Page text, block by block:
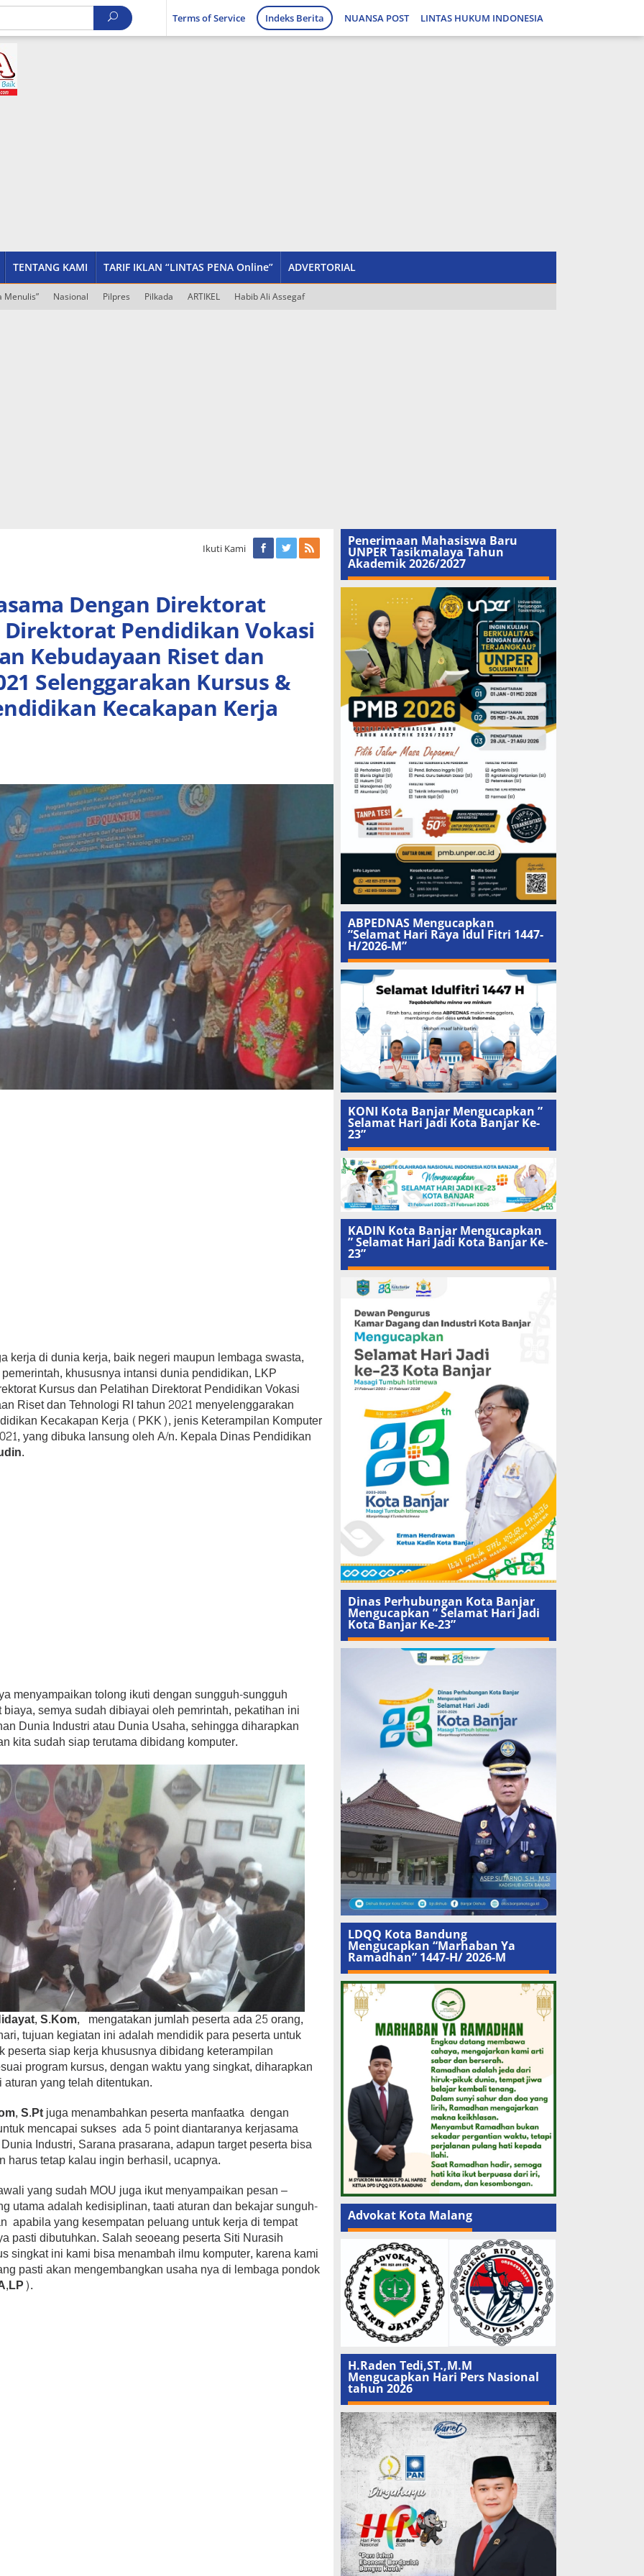
Terms of Service Indeks Berita NUANSA POST LINTAS HUKUM INDONESIA
TENTANG KAMI TARIF IKLAN “LINTAS PENA Online” ADVERTORIAL
Menulis” Nasional Pilpres Pilkada ARTIKEL Habib Ali Assegaf
Ikuti Kami
Dengan Direktorat
Pendidikan Vokasi
Kebudayaan Riset dan
Selenggarakan Kursus &
Kecakapan Kerja
kerja di dunia kerja, baik negeri maupun lembaga swasta,
khususnya intansi dunia pendidikan, LKP
Kursus dan Pelatihan Direktorat Pendidikan Vokasi
Riset dan Tehnologi RI tahun 2021 menyelenggarakan
Kecakapan Kerja (PKK), jenis Keterampilan Komputer
yang dibuka lansung oleh A/n. Kepala Dinas Pendidikan
menyampaikan tolong ikuti dengan sungguh-sungguh
semya sudah dibiayai oleh pemrintah, pekatihan ini
Dunia Industri atau Dunia Usaha, sehingga diharapkan
kita sudah siap terutama dibidang komputer.
S.Kom, mengatakan jumlah peserta ada 25 orang,
tujuan kegiatan ini adalah mendidik para peserta untuk
peserta siap kerja khususnya dibidang keterampilan
program kursus, dengan waktu yang singkat, diharapkan
yang telah ditentukan.
S.Ptjuga menambahkan peserta manfaatka dengan
mencapai sukses ada 5 point diantaranya kerjasama
Industri, Sarana prasarana, adapun target peserta bisa
tetap kalau ingin berhasil, ucapnya.
yang sudah MOU juga ikut menyampaikan pesan –
utama adalah kedisiplinan, taati aturan dan bekajar sunguh-
apabila yang kesempatan peluang untuk kerja di tempat
pasti dibutuhkan. Salah seoeang peserta Siti Nurasih
singkat ini kami bisa menambah ilmu komputer, karena kami
pasti akan mengembangkan usaha nya di lembaga pondok
Penerimaan Mahasiswa Baru
UNPER Tasikmalaya Tahun
Akademik 2026/2027
ABPEDNAS Mengucapkan
”Selamat Hari Raya Idul Fitri 1447-
H/2026-M”
KONI Kota Banjar Mengucapkan ”
Selamat Hari Jadi Kota Banjar Ke-
23”
KADIN Kota Banjar Mengucapkan
” Selamat Hari Jadi Kota Banjar Ke-
23”
Dinas Perhubungan Kota Banjar
Mengucapkan ” Selamat Hari Jadi
Kota Banjar Ke-23”
LDQQ Kota Bandung
Mengucapkan “Marhaban Ya
Ramadhan” 1447-H/ 2026-M
Advokat Kota Malang
H.Raden Tedi,ST.,M.M
Mengucapkan Hari Pers Nasional
tahun 2026